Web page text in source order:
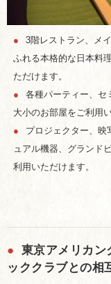
●
3階レストラン、メ
ふれる本格的な日本料
ただけます。
●
各種パーティー、セ
大小のお部屋をご利用
●
プロジェクター、映
ュアル機器、グランド
利用いただけます。
●
東京アメリカン
ッククラブとの相